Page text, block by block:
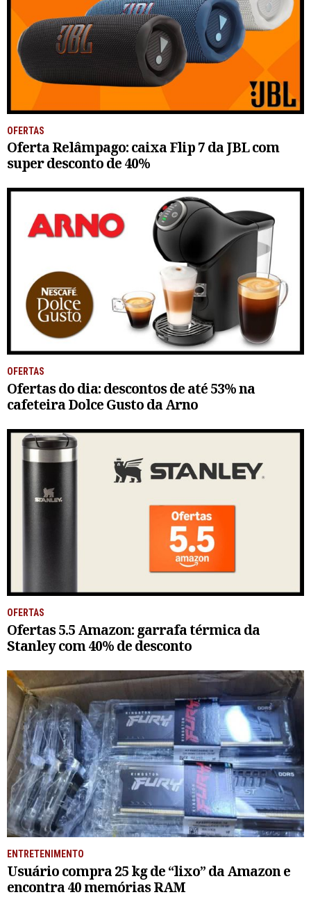
OFERTAS
Oferta Relâmpago: caixa Flip 7 da JBL com
super desconto de 40%
OFERTAS
Ofertas do dia: descontos de até 53% na
cafeteira Dolce Gusto da Arno
OFERTAS
Ofertas 5.5 Amazon: garrafa térmica da
Stanley com 40% de desconto
ENTRETENIMENTO
Usuário compra 25 kg de “lixo” da Amazon e
encontra 40 memórias RAM